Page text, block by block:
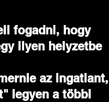
fogadni, hogy
ilyen helyzetbe
az ingatlant,
legyen a többi